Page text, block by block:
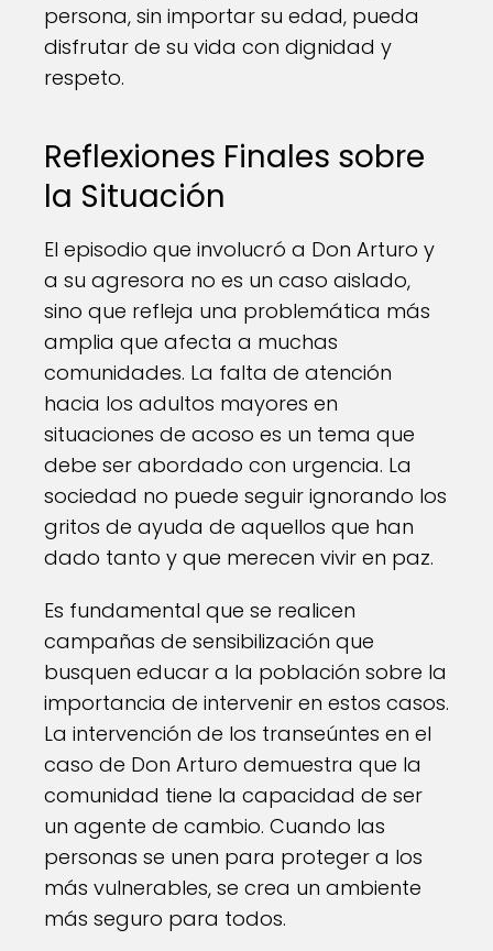
persona, sin importar su edad, pueda
disfrutar de su vida con dignidad y
respeto.
Reflexiones Finales sobre
la Situación
El episodio que involucró a Don Arturo y
a su agresora no es un caso aislado,
sino que refleja una problemática más
amplia que afecta a muchas
comunidades. La falta de atención
hacia los adultos mayores en
situaciones de acoso es un tema que
debe ser abordado con urgencia. La
sociedad no puede seguir ignorando los
gritos de ayuda de aquellos que han
dado tanto y que merecen vivir en paz.
Es fundamental que se realicen
campañas de sensibilización que
busquen educar a la población sobre la
importancia de intervenir en estos casos.
La intervención de los transeúntes en el
caso de Don Arturo demuestra que la
comunidad tiene la capacidad de ser
un agente de cambio. Cuando las
personas se unen para proteger a los
más vulnerables, se crea un ambiente
más seguro para todos.